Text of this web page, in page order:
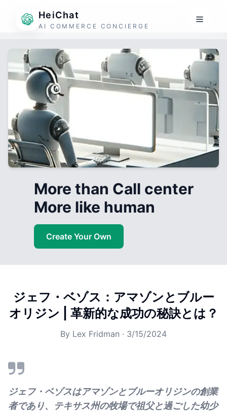
HeiChat
AI COMMERCE CONCIERGE
More than Call center
More like human
Create Your Own
ジェフ・ベゾス：アマゾンとブルー
オリジン | 革新的な成功の秘訣とは？
By Lex Fridman · 3/15/2024
ジェフ・ベゾスはアマゾンとブルーオリジンの創業
者であり、テキサス州の牧場で祖父と過ごした幼少